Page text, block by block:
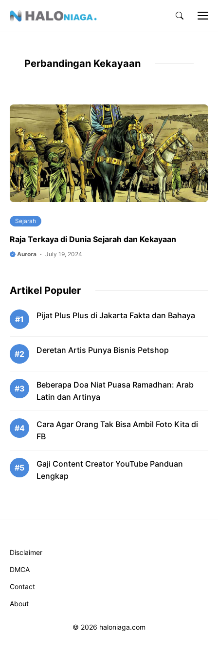
Perbandingan Kekayaan
Sejarah
Raja Terkaya di Dunia Sejarah dan Kekayaan
Aurora July 19, 2024
Artikel Populer
#1 Pijat Plus Plus di Jakarta Fakta dan Bahaya
#2 Deretan Artis Punya Bisnis Petshop
#3
Beberapa Doa Niat Puasa Ramadhan: Arab
Latin dan Artinya
#4
Cara Agar Orang Tak Bisa Ambil Foto Kita di
FB
#5
Gaji Content Creator YouTube Panduan
Lengkap
Disclaimer
DMCA
Contact
About
© 2026 haloniaga.com